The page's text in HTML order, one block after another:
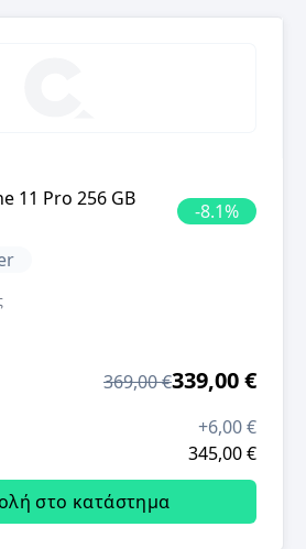
11 Pro 256 GB
-8.1%
369,00 €339,00 €
+6,00 €
345,00 €
στο κατάστημα